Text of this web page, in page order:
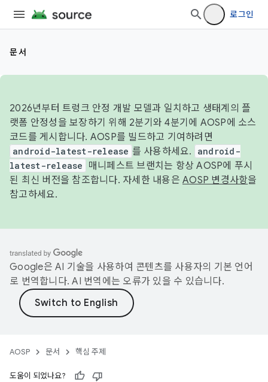
로그인
문서
2026년부터 트렁크 안정 개발 모델과 일치하고 생태계의 플
랫폼 안정성을 보장하기 위해 2분기와 4분기에 AOSP에 소스
코드를 게시합니다. AOSP를 빌드하고 기여하려면
android-latest-release 를 사용하세요.
android-
latest-release
매니페스트 브랜치는 항상 AOSP에 푸시
된 최신 버전을 참조합니다. 자세한 내용은 AOSP 변경사항을
참고하세요.
Google은 AI 기술을 사용하여 콘텐츠를 사용자의 기본 언어
로 번역합니다. AI 번역에는 오류가 있을 수 있습니다.
AOSP 문서 핵심 주제
도움이 되었나요?